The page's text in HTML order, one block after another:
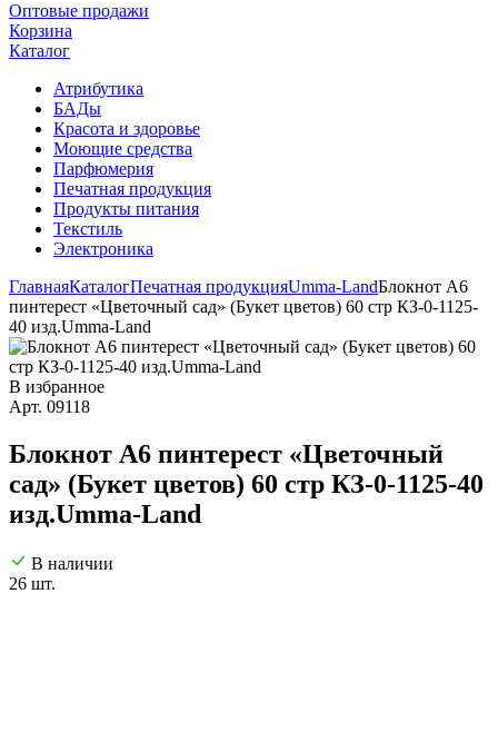
Оптовые продажи
Корзина
Каталог
Атрибутика
БАДы
Красота и здоровье
Моющие средства
Парфюмерия
Печатная продукция
Продукты питания
Текстиль
Электроника
ГлавнаяКаталогПечатная продукцияUmma-LandБлокнот А6
пинтерест «Цветочный сад» (Букет цветов) 60 стр КЗ-0-1125-
40 изд.Umma-Land
В избранное
Арт. 09118
Блокнот А6 пинтерест «Цветочный
сад» (Букет цветов) 60 стр КЗ-0-1125-40
изд.Umma-Land
В наличии
26 шт.